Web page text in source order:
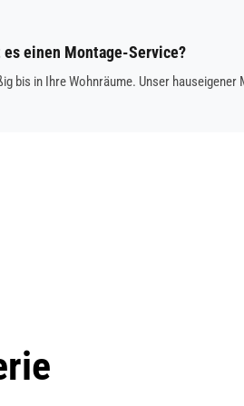
einen Montage-Service?
bis in Ihre Wohnräume. Unser hauseigener